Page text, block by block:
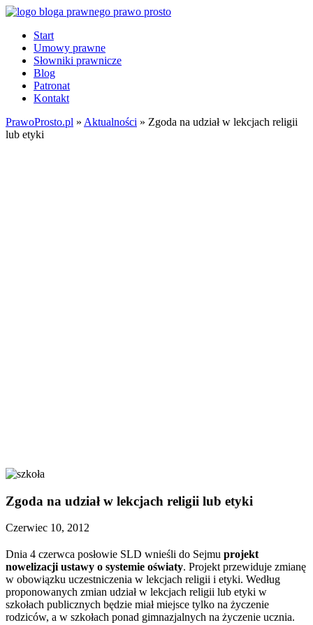
Start
Umowy prawne
Słowniki prawnicze
Blog
Patronat
Kontakt
PrawoProsto.pl » Aktualności » Zgoda na udział w lekcjach religii
lub etyki
Zgoda na udział w lekcjach religii lub etyki
Czerwiec 10, 2012
Dnia 4 czerwca posłowie SLD wnieśli do Sejmu projekt
nowelizacji ustawy o systemie oświaty. Projekt przewiduje zmianę
w obowiązku uczestniczenia w lekcjach religii i etyki. Według
proponowanych zmian udział w lekcjach religii lub etyki w
szkołach publicznych będzie miał miejsce tylko na życzenie
rodziców, a w szkołach ponad gimnazjalnych na życzenie ucznia.